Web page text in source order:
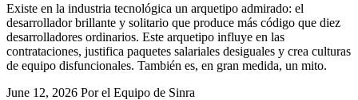
Existe en la industria tecnológica un arquetipo admirado: el
desarrollador brillante y solitario que produce más código que diez
desarrolladores ordinarios. Este arquetipo influye en las
contrataciones, justifica paquetes salariales desiguales y crea culturas
de equipo disfuncionales. También es, en gran medida, un mito.
June 12, 2026 Por el Equipo de Sinra